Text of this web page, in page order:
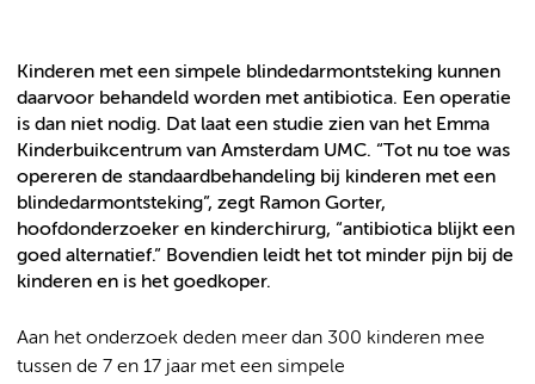
Kinderen met een simpele blindedarmontsteking kunnen
daarvoor behandeld worden met antibiotica. Een operatie
is dan niet nodig. Dat laat een studie zien van het Emma
Kinderbuikcentrum van Amsterdam UMC. “Tot nu toe was
opereren de standaardbehandeling bij kinderen met een
blindedarmontsteking”, zegt Ramon Gorter,
hoofdonderzoeker en kinderchirurg, “antibiotica blijkt een
goed alternatief.” Bovendien leidt het tot minder pijn bij de
kinderen en is het goedkoper.
Aan het onderzoek deden meer dan 300 kinderen mee
tussen de 7 en 17 jaar met een simpele